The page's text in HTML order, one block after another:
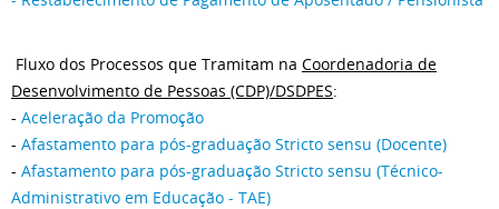
Fluxo dos Processos que Tramitam na Coordenadoria de
Desenvolvimento de Pessoas (CDP)/DSDPES:
- Aceleração da Promoção
- Afastamento para pós-graduação Stricto sensu (Docente)
- Afastamento para pós-graduação Stricto sensu (Técnico-
Administrativo em Educação - TAE)